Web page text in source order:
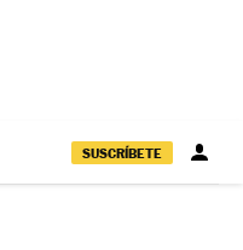
SUSCRÍBETE